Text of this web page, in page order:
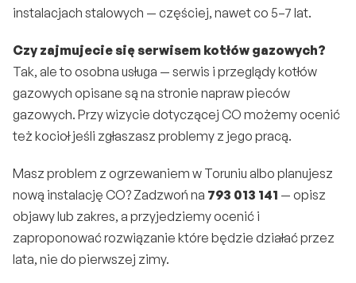
instalacjach stalowych — częściej, nawet co 5–7 lat.
Czy zajmujecie się serwisem kotłów gazowych?
Tak, ale to osobna usługa — serwis i przeglądy kotłów
gazowych opisane są na stronie napraw pieców
gazowych. Przy wizycie dotyczącej CO możemy ocenić
też kocioł jeśli zgłaszasz problemy z jego pracą.
Masz problem z ogrzewaniem w Toruniu albo planujesz
nową instalację CO? Zadzwoń na 793 013 141 — opisz
objawy lub zakres, a przyjedziemy ocenić i
zaproponować rozwiązanie które będzie działać przez
lata, nie do pierwszej zimy.